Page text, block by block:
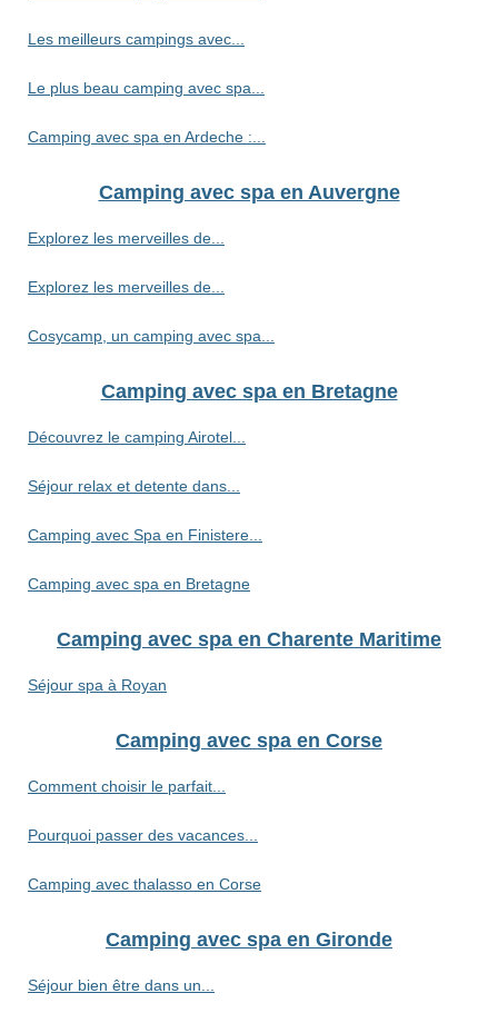
Les meilleurs campings avec...
Le plus beau camping avec spa...
Camping avec spa en Ardeche :...
Camping avec spa en Auvergne
Explorez les merveilles de...
Explorez les merveilles de...
Cosycamp, un camping avec spa...
Camping avec spa en Bretagne
Découvrez le camping Airotel...
Séjour relax et detente dans...
Camping avec Spa en Finistere...
Camping avec spa en Bretagne
Camping avec spa en Charente Maritime
Séjour spa à Royan
Camping avec spa en Corse
Comment choisir le parfait...
Pourquoi passer des vacances...
Camping avec thalasso en Corse
Camping avec spa en Gironde
Séjour bien être dans un...